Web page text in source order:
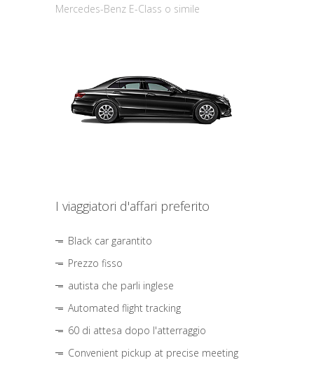
Mercedes-Benz E-Class o simile
I viaggiatori d'affari preferito
Black car garantito
Prezzo fisso
autista che parli inglese
Automated flight tracking
60 di attesa dopo l'atterraggio
Convenient pickup at precise meeting